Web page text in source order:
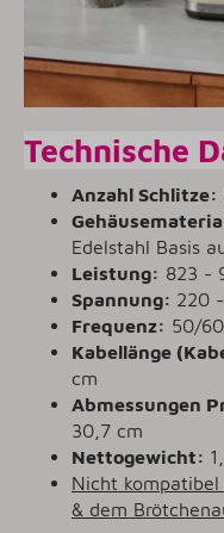
Technische
Anzahl Schlitze:
Edelstahl Basis
Leistung: 823 -
Spannung: 220
Frequenz: 50/
Kabellänge
cm
Abmessungen
30,7 cm
Nettogewicht:
Nicht kompatibel
& dem